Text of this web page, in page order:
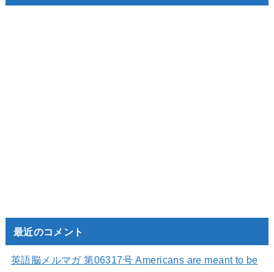
最近のコメント
英語脳メルマガ 第06317号 Americans are meant to be